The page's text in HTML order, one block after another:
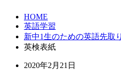
HOME
英語学習
新中1生のための英語先取
英検表紙
2020年2月21日